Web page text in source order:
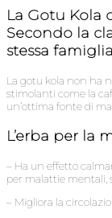
La Gotu Kola
Secondo la
stessa
La gotu kola non ha
stimolanti come la
un’ottima fonte di
L’erba per la
– Ha un effetto
per malattie mentali,
– Migliora la